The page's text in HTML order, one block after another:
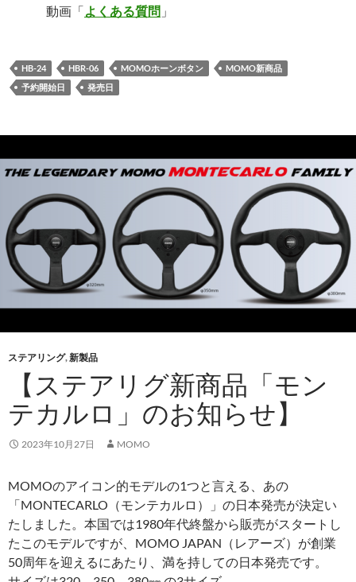
動画「よくある質問 」
HB-24 HBR-06 MOMOホーンボタン
MOMO新商品
予約開始日
発売日
ステアリング,新製品
【ステアリグ新商品「モン
テカルロ」のお知らせ】
2023年10月27日 MOMO
MOMOのアイコン的モデルの1つと言える、あの
「MONTECARLO（モンテカルロ）」の日本発売が決定い
たしました。本国では1980年代終盤から販売がスタートし
たこのモデルですが、MOMO JAPAN（レアーズ）が創業
50周年を迎えるにあたり、満を持しての日本発売です。